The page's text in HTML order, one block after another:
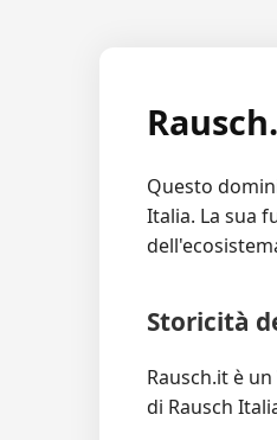
Questo
Italia. La sua
Storicità
Rausch.it è un
di Rausch